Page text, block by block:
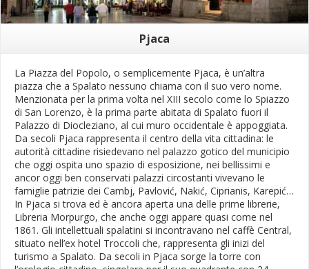
Pjaca
La Piazza del Popolo, o semplicemente Pjaca, è un’altra
piazza che a Spalato nessuno chiama con il suo vero nome.
Menzionata per la prima volta nel XIII secolo come lo Spiazzo
di San Lorenzo, è la prima parte abitata di Spalato fuori il
Palazzo di Diocleziano, al cui muro occidentale è appoggiata.
Da secoli Pjaca rappresenta il centro della vita cittadina: le
autorità cittadine risiedevano nel palazzo gotico del municipio
che oggi ospita uno spazio di esposizione, nei bellissimi e
ancor oggi ben conservati palazzi circostanti vivevano le
famiglie patrizie dei Cambj, Pavlović, Nakić, Ciprianis, Karepić…
In Pjaca si trova ed è ancora aperta una delle prime librerie,
Libreria Morpurgo, che anche oggi appare quasi come nel
1861. Gli intellettuali spalatini si incontravano nel caffè Central,
situato nell’ex hotel Troccoli che, rappresenta gli inizi del
turismo a Spalato. Da secoli in Pjaca sorge la torre con